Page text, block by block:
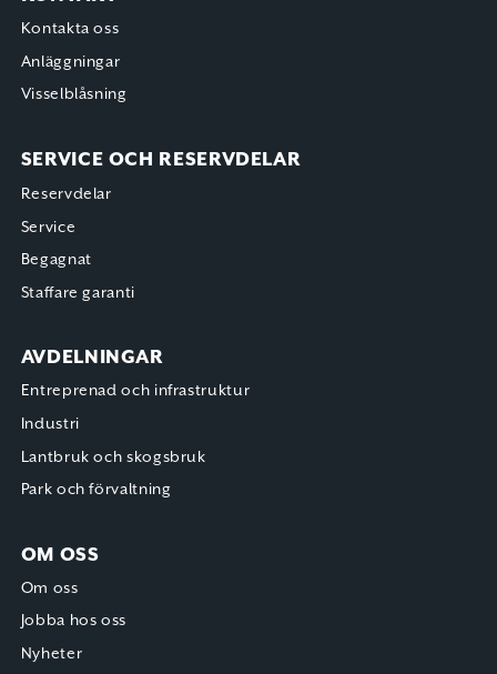
Kontakta oss
Anläggningar
Visselblåsning
SERVICE OCH RESERVDELAR
Reservdelar
Service
Begagnat
Staffare garanti
AVDELNINGAR
Entreprenad och infrastruktur
Industri
Lantbruk och skogsbruk
Park och förvaltning
OM OSS
Om oss
Jobba hos oss
Nyheter